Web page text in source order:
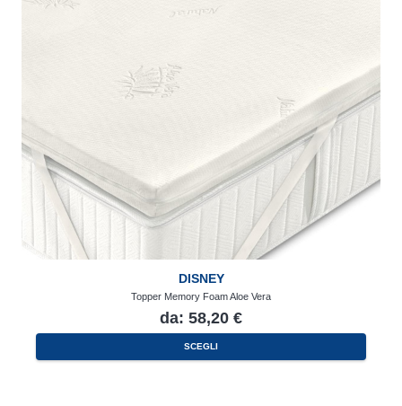
DISNEY
Topper Memory Foam Aloe Vera
da: 58,20 €
SCEGLI
Questo